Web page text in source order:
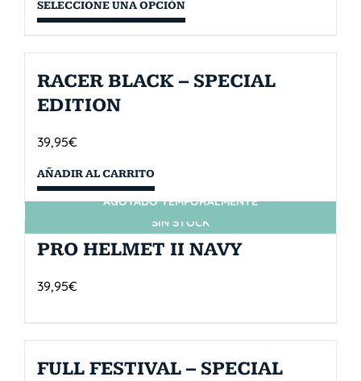
SELECCIONE UNA OPCIÓN
RACER BLACK – SPECIAL
EDITION
39,95€
AÑADIR AL CARRITO
SIN STOCK
AGOTADO TEMPORALMENTE
PRO HELMET II NAVY
39,95€
FULL FESTIVAL – SPECIAL